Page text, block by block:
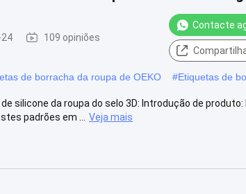
109 opiniões
Contacte
de borracha da roupa de OEKO #Etiquetas de
silicone da roupa do selo 3D: Introdução de
padrões em ...
Veja mais